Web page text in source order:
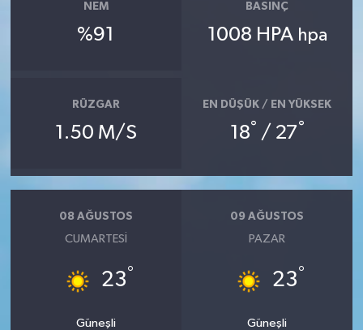
NEM
%91
BASINÇ
1008 HPA hpa
RÜZGAR
1.50 M/S
EN DÜŞÜK / EN YÜKSEK
18° / 27°
08 AĞUSTOS
CUMARTESI
23°
Güneşli
09 AĞUSTOS
PAZAR
23°
Güneşli